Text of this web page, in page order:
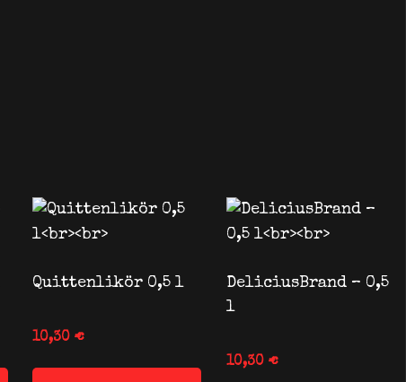
Quittenlikör 0,5 l
10,30€
DeliciusBrand – 0,5
l
10,30 €